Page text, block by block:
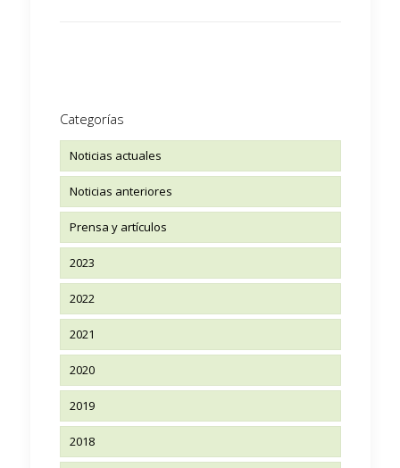
Categorías
Noticias actuales
Noticias anteriores
Prensa y artículos
2023
2022
2021
2020
2019
2018